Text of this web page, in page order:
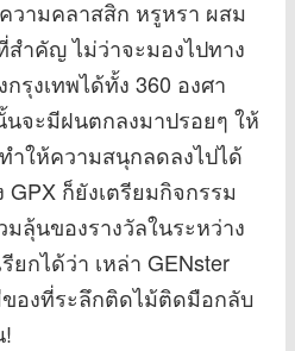
วามคลาสสิก หรูหรา ผสม
ำคัญ ไม่ว่าจะมองไปทาง
รุงเทพได้ทั้ง 360 องศา
จะมีฝนตกลงมาปรอยๆ ให้
ำให้ความสนุกลดลงไปได้
ก็ยังเตรียมกิจกรรม
ลุ้นของรางวัลในระหว่าง
กได้ว่า เหล่า GENster
องที่ระลึกติดไม้ติดมือกลับ